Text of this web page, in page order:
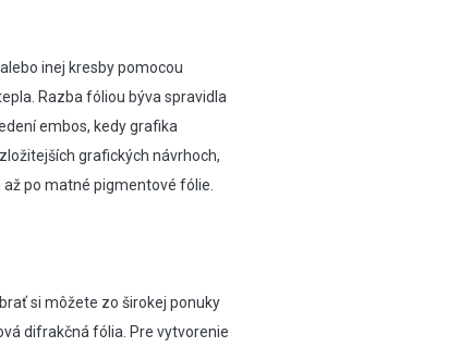
inej kresby pomocou
Razba fóliou býva spravidla
embos, kedy grafika
grafických návrhoch,
po matné pigmentové fólie.
si môžete zo širokej ponuky
difrakčná fólia. Pre vytvorenie